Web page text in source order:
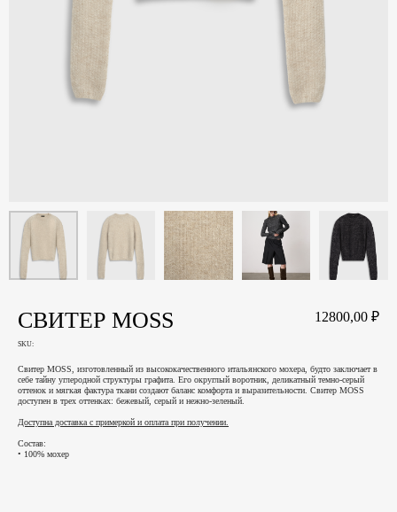
СВИТЕР MOSS
SKU:
12800,00 ₽
Свитер MOSS, изготовленный из высококачественного итальянского мохера, будто заключает в
себе тайну углеродной структуры графита. Его округлый воротник, деликатный темно-серый
оттенок и мягкая фактура ткани создают баланс комфорта и выразительности. Свитер MOSS
доступен в трех оттенках: бежевый, серый и нежно-зеленый.
Доступна доставка с примеркой и оплата при получении.
Состав:
• 100% мохер